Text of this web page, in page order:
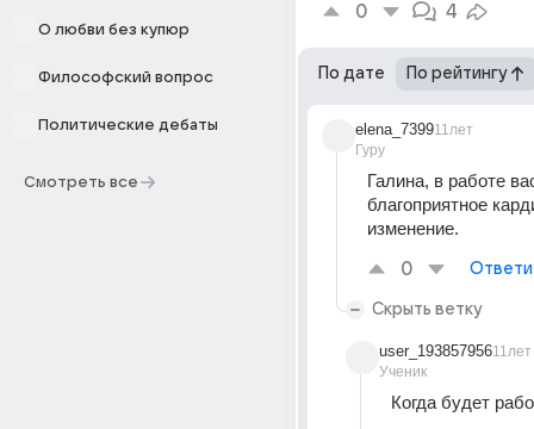
О любви без купюр
Философский вопрос
Политические дебаты
Смотреть все
0 4
По дате По рейтингу
elena_7399
Гуру
11лет
Галина, в работе
благоприятное
изменение.
0
Скрыть ветку
user_193857956
Ученик
11лет
Когда будет